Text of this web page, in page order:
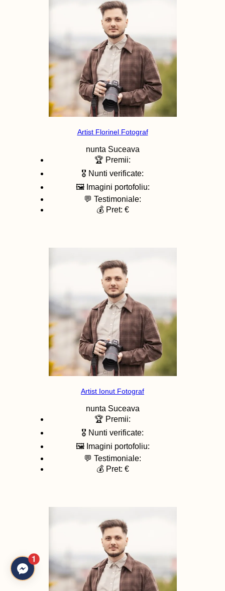
Artist Florinel Fotograf
nunta Suceava
🏆 Premii:
🎖️ Nunti verificate:
🖼️ Imagini portofoliu:
💬 Testimoniale:
💰 Pret: €
Artist Ionut Fotograf
nunta Suceava
🏆 Premii:
🎖️ Nunti verificate:
🖼️ Imagini portofoliu:
💬 Testimoniale:
💰 Pret: €